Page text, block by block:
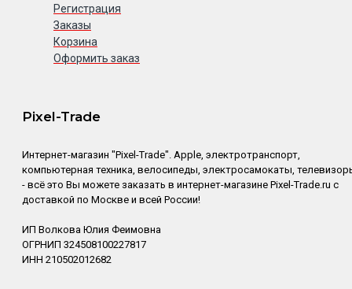
Регистрация
Заказы
Корзина
Оформить заказ
Pixel-Trade
Интернет-магазин "Pixel-Trade". Apple, электротранспорт,
компьютерная техника, велосипеды, электросамокаты,
- всё это Вы можете заказать в интернет-магазине Pixel-Trade.ru с
доставкой по Москве и всей России!
ИП Волкова Юлия Феимовна
ОГРНИП 324508100227817
ИНН 210502012682